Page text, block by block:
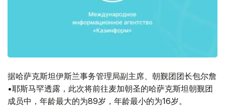
据哈萨克斯坦伊斯兰事务管理局副主席、朝觐团团长包尔詹
•耶斯马罕透露，此次将前往麦加朝圣的哈萨克斯坦朝觐团
成员中，年龄最大的为89岁，年龄最小的为16岁。